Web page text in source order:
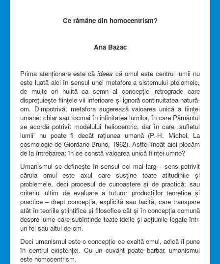
Ce rămâne din homocentrism?
Ana Bazac
Prima atenționare este căideea că omul este centrul lumii nu
este luată aici în sensul unei metafore a sistemului ptolomeic,
de multe ori hulită ca semn al concepției retrograde care
disprețuiește ființele vii inferioare și ignoră continuitatea natură-
om. Dimpotrivă, metafora sugerează valoarea unică a ființei
umane: chiar sau tocmai în infinitatea lumilor, în care Pământul
se acordă potrivit modelului heliocentric, dar în care „sufletul
lumii” nu poate fi decât rațiunea umană (P.-H. Michel, La
cosmologie de Giordano Bruno, 1962). Astfel încât aici plecăm
de la întrebarea: în ce constă valoarea unică ființei umne?
Umanismul se definește în sensul cel mai larg – sens potrivit
căruia omul este axul care susține toate atitudinile și
problemele, deci procesul de cunoaștere și de practică; sau
criteriul ultim de evaluare a tuturor producțiilor teoretice și
practice – drept concepția, explicită sau tacită, care transpare
atât în teoriile științifice și filosofice cât și în concepția comună
despre lume care subîntinde toate ideile și acțiunile legate într-
un fel sau altul de om.
Deci umanismul este o concepție ce exaltă omul, adică îl pune
în centrul existenței. Cu un cuvânt poate barbar, umanismul
este homocentrism.